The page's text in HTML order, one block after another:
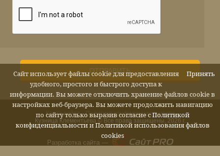
ОТПРАВИТЬ
Кузница Клементьева © Все права защищены, 2026 г.
Карта сайта Политика конфиденциальности
Разработка сайта —
Принять
Сайт использует файлы cookie для предоставления
удобного, простого и быстрого доступа к
информации. Вы можете отключить хранение файлов cookie в
настройках веб-браузера. Вы можете продолжить навигацию
по сайту только выразив согласие с Политикой
конфиденциальностии Политикой использования файлов
cookies